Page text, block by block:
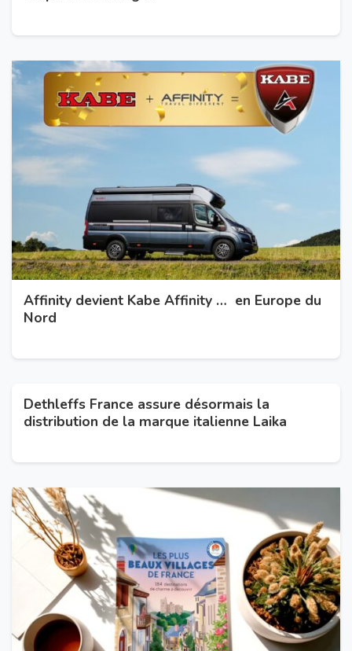
Affinity devient Kabe Affinity … en Europe du
Nord
Dethleffs France assure désormais la
distribution de la marque italienne Laika